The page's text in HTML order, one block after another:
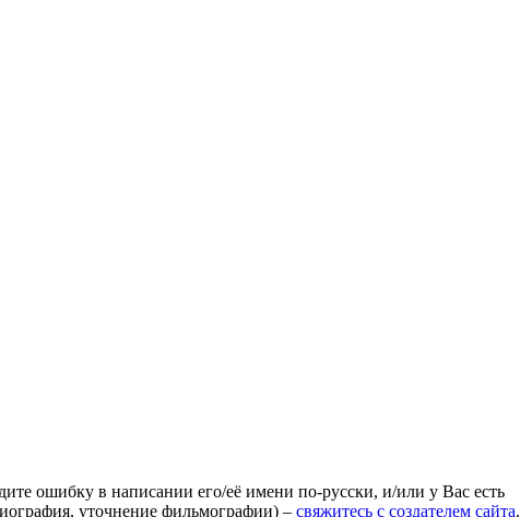
ошибку в написании его/её имени по-русски, и/или у Вас есть
уточнение фильмографии) – свяжитесь с создателем сайта.